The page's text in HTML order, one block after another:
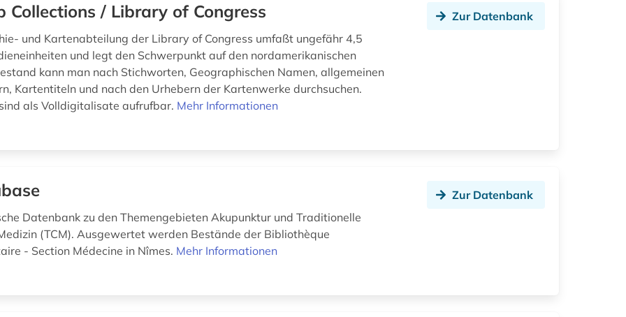
Collections / Library of Congress
und Kartenabteilung der Library of Congress umfaßt ungefähr 4,5
und legt den Schwerpunkt auf den nordamerikanischen
kann man nach Stichworten, Geographischen Namen, allgemeinen
Kartentiteln und nach den Urhebern der Kartenwerke durchsuchen.
als Volldigitalisate aufrufbar. Mehr Informationen
Zur Datenbank
Datenbank zu den Themengebieten Akupunktur und Traditionelle
(TCM). Ausgewertet werden Bestände der Bibliothèque
- Section Médecine in Nîmes. Mehr Informationen
Zur Datenbank